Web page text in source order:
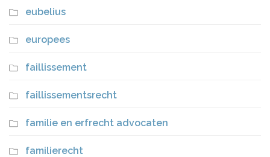
eubelius
europees
faillissement
faillissementsrecht
familie en erfrecht advocaten
familierecht